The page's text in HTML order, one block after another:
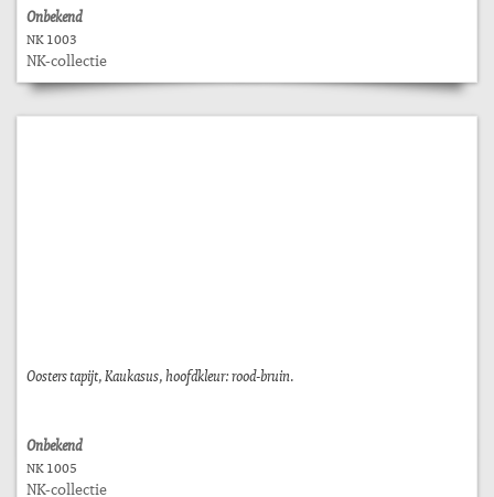
Onbekend
NK 1003
NK-collectie
Oosters tapijt, Kaukasus, hoofdkleur: rood-bruin.
Onbekend
NK 1005
NK-collectie